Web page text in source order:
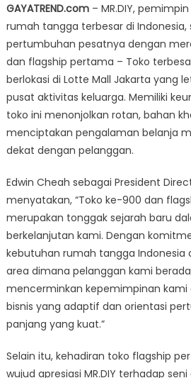
GAYATREND.com– MR.DIY,
rumah tangga terbesar di
pertumbuhan pesatnya dengan
dan flagship pertama – Toko
berlokasi di Lotte Mall Jakarta yang
pusat aktivitas keluarga. Memiliki
toko ini menonjolkan rotan, bahan
menciptakan pengalaman belanja
dekat dengan pelanggan.
Edwin Cheah sebagai President
menyatakan, “Toko ke-900 dan
merupakan tonggak sejarah baru
berkelanjutan kami. Dengan
kebutuhan rumah tangga Indonesia
area dimana pelanggan kami
mencerminkan kepemimpinan
bisnis yang adaptif dan orientasi
panjang yang kuat.”
Selain itu, kehadiran toko flagship
wujud apresiasi MR.DIY terhadap